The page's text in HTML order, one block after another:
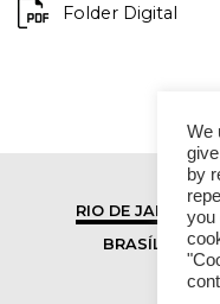
Folder Digital
RIO DE JANEIRO
BRASÍLIA
We
by
you